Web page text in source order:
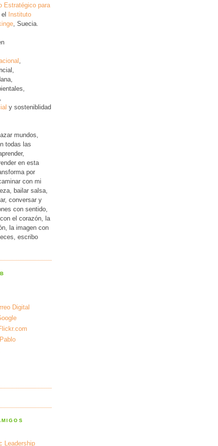
Estratégico para
el Instituto
, Suecia.
y sosteniblidad
mundos,
todas las
en esta
por
con mi
bailar salsa,
conversar y
con sentido,
el corazón, la
la imagen con
escribo
Digital
Leadership